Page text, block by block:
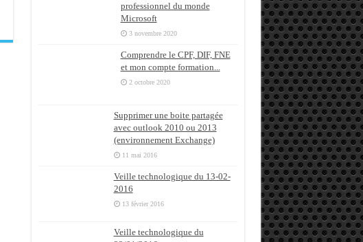
professionnel du monde
Microsoft
3 novembre 2020
Comprendre le CPF, DIF, FNE
et mon compte formation...
2 octobre 2020
Supprimer une boite partagée
avec outlook 2010 ou 2013
(environnement Exchange)
11 mai 2016
Veille technologique du 13-02-
2016
13 février 2016
Veille technologique du